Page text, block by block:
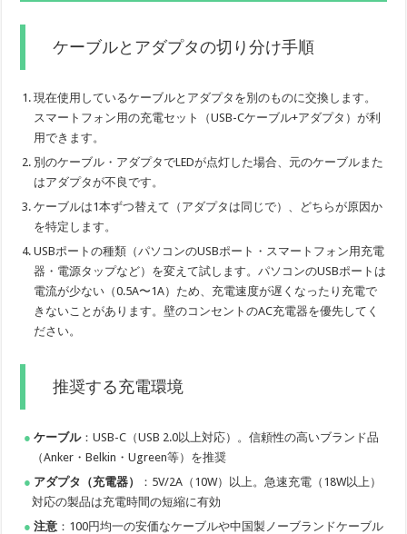
ケーブルとアダプタの切り分け手順
現在使用しているケーブルとアダプタを別のものに交換します。
スマートフォン用の充電セット（USB-Cケーブル+アダプタ）が利
用できます。
別のケーブル・アダプタでLEDが点灯した場合、元のケーブルまた
はアダプタが不良です。
ケーブルは1本ずつ替えて（アダプタは同じで）、どちらが原因か
を特定します。
USBポートの種類（パソコンのUSBポート・スマートフォン用充電
器・電源タップなど）を変えて試します。パソコンのUSBポートは
電流が少ない（0.5A〜1A）ため、充電速度が遅くなったり充電で
きないことがあります。壁のコンセントのAC充電器を優先してく
ださい。
推奨する充電環境
ケーブル：USB-C（USB 2.0以上対応）。信頼性の高いブランド品
（Anker・Belkin・Ugreen等）を推奨
アダプタ（充電器）
：5V/2A（10W）以上。急速充電（18W以上）
対応の製品は充電時間の短縮に有効
注意 ：100円均一の安価なケーブルや中国製ノーブランドケーブル